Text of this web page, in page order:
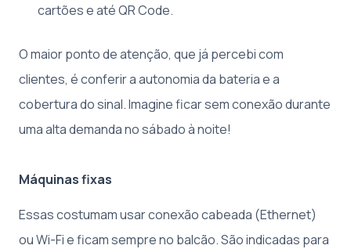
cartões e até QR Code.
O maior ponto de atenção, que já percebi com
clientes, é conferir a autonomia da bateria e a
cobertura do sinal. Imagine ficar sem conexão durante
uma alta demanda no sábado à noite!
Máquinas fixas
Essas costumam usar conexão cabeada (Ethernet)
ou Wi-Fi e ficam sempre no balcão. São indicadas para